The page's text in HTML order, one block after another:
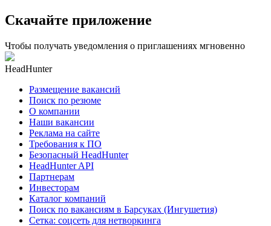
Скачайте приложение
Чтобы получать уведомления о приглашениях мгновенно
HeadHunter
Размещение вакансий
Поиск по резюме
О компании
Наши вакансии
Реклама на сайте
Требования к ПО
Безопасный HeadHunter
HeadHunter API
Партнерам
Инвесторам
Каталог компаний
Поиск по вакансиям в Барсуках (Ингушетия)
Сетка: соцсеть для нетворкинга